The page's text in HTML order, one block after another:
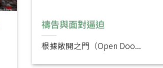
禱告與面對逼迫
根據敞開之門（Open Doo...